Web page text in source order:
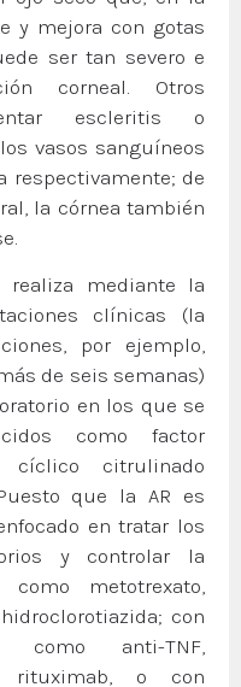
y mejora con gotas
ser tan severo e
corneal. Otros
escleritis o
vasos sanguíneos
respectivamente; de
la córnea también
mediante la
clínicas (la
por ejemplo,
de seis semanas)
en los que se
como factor
cíclico citrulinado
que la AR es
en tratar los
y controlar la
metotrexato,
con
como anti-TNF,
rituximab, o con